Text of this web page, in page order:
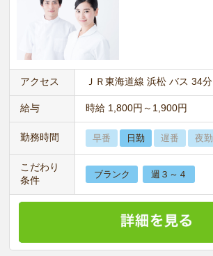
アクセス ＪＲ東海道線 浜松 バス 34分
給与 時給 1,800円～1,900円
勤務時間 早番 日勤 遅番 夜勤
こだわり
条件
ブランク 週３～４